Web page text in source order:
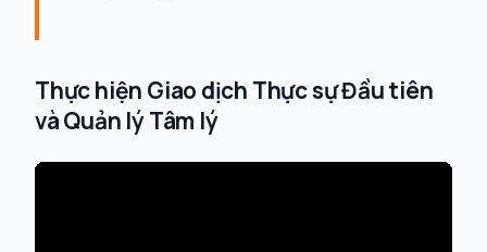
Thực hiện Giao dịch Thực sự Đầu tiên
và Quản lý Tâm lý